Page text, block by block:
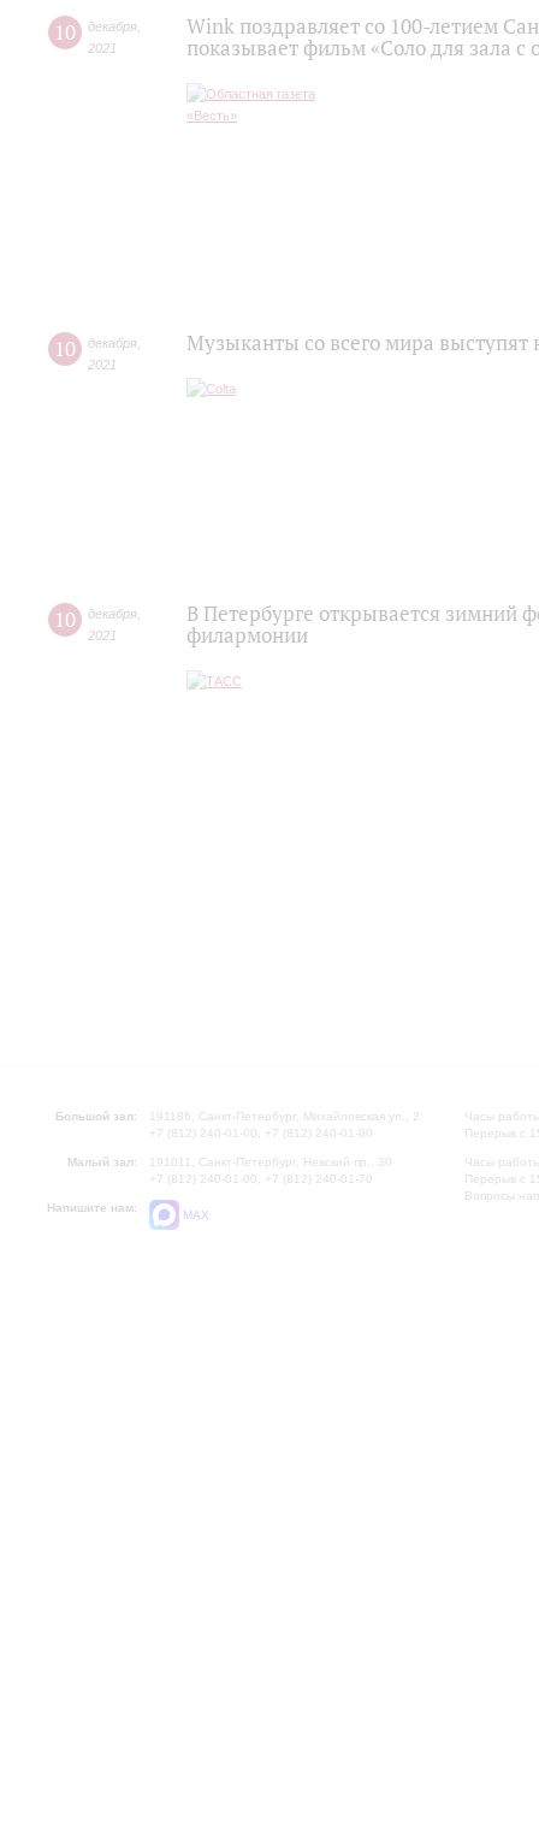
10 декабря
2021
Wink поздравляет со 100-летием
показывает фильм «Соло для зала с
10 декабря
2021
Музыканты со всего мира выступят
10 декабря
2021
В Петербурге открывается зимний
филармонии
Большой зал:
191186, Санкт-Петербург, Михайловская ул., 2
+7 (812) 240-01-00, +7 (812) 240-01-80
Малый зал:
191011, Санкт-Петербург, Невский пр., 30
+7 (812) 240-01-00, +7 (812) 240-01-70
Напишите нам:
MAX
Часы
Перерыв с
Часы
Перерыв с
Вопросы